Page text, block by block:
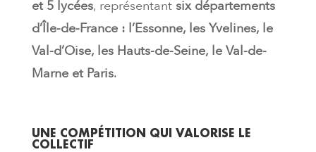
et 5 lycées, représentant six départements
d’Île-de-France : l’Essonne, les Yvelines, le
Val-d’Oise, les Hauts-de-Seine, le Val-de-
Marne et Paris.
UNE COMPÉTITION QUI VALORISE LE
COLLECTIF